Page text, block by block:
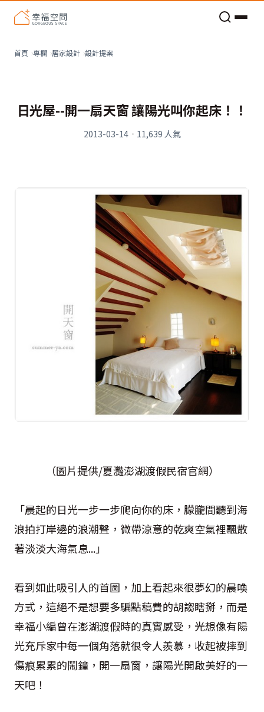
首頁 專欄 居家設計 設計提案
日光屋--開一扇天窗 讓陽光叫你起床！！
2013-03-14· 11,639 人氣
（圖片提供/夏灩澎湖渡假民宿官網）
「晨起的日光一步一步爬向你的床，朦朧間聽到海
浪拍打岸邊的浪潮聲，微帶涼意的乾爽空氣裡飄散
著淡淡大海氣息...」
看到如此吸引人的首圖，加上看起來很夢幻的晨喚
方式，這絕不是想要多騙點稿費的胡謅瞎掰，而是
幸福小編曾在澎湖渡假時的真實感受，光想像有陽
光充斥家中每一個角落就很令人羨慕，收起被摔到
傷痕累累的鬧鐘，開一扇窗，讓陽光開啟美好的一
天吧！